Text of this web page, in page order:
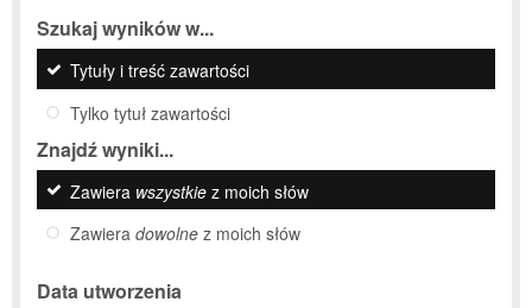
Szukaj wyników w...
Tytuły i treść zawartości
Tylko tytuł zawartości
Znajdź wyniki...
Zawiera wszystkie z moich słów
Zawiera dowolne z moich słów
Data utworzenia